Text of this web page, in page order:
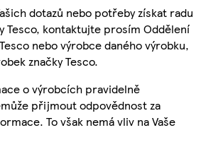
dotazů nebo potřeby získat radu
Tesco, kontaktujte prosím Oddělení
nebo výrobce daného výrobku,
značky Tesco.
o výrobcích pravidelně
přijmout odpovědnost za
To však nemá vliv na Vaše